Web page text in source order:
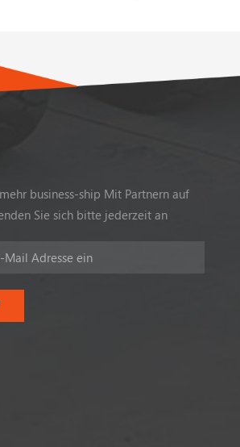
business-ship Mit Partnern auf
Sie sich bitte jederzeit an